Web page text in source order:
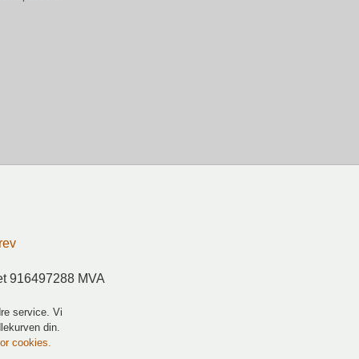
916497288 MVA
service. Vi
din.
cookies.